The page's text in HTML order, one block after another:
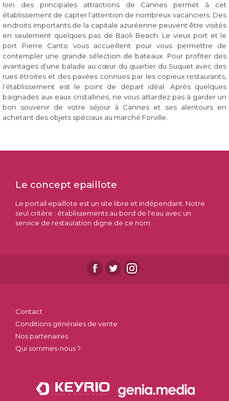
loin des principales attractions de Cannes permet à cet
établissement de capter l’attention de nombreux vacanciers. Des
endroits importants de la capitale azuréenne peuvent être visités
en seulement quelques pas de Baoli Beach. Le vieux port et le
port Pierre Canto vous accueillent pour vous permettre de
contempler une grande sélection de bateaux. Pour profiter des
avantages d’une balade au cœur du quartier du Suquet avec des
rues étroites et des pavées connues par les copieux restaurants,
l’établissement est le point de départ idéal. Après quelques
baignades aux eaux cristallines, ne vous attardez pas à garder un
bon souvenir de votre séjour à Cannes et ses alentours en
achetant des objets spéciaux au marché Forville.
Le concept epaillote
Le portail epaillote est un site libre et indépendant. Notre
seul critère : établissements au bord de l'eau avec un
service de restauration digne de ce nom.
Contact
Conditions générales de vente
Nos partenaires
Qui sommes-nous ?